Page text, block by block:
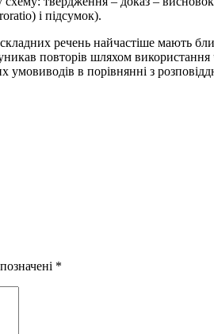
і підсумок).
речень найчастіше мають
повторів шляхом
в порівнянні з
*